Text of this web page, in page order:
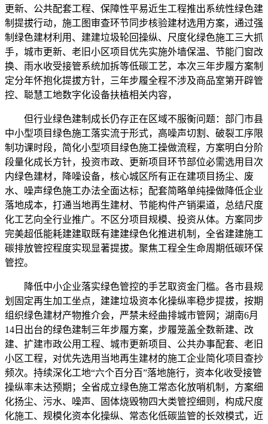
更新、公共配套工程、保障性平易近生工程推出系统性绿色建
制提拔行动，施工图审查环节同步核验建材选用方案，通过强
制绿色建材利用、建建垃圾轮回操纵、尺度化绿色施工三大抓
手，城市更新、老旧小区项目优先实施外墙保温、节能门窗改
换、雨水收受接管系统加拆等低碳工艺，本次三年步履方案制
定分年怀抱化提拔方针，三年步履全程不涉及商品室第开辟管
控、聪慧工地数字化设备扶植相关内容，
但行业绿色建制成长仍存正在区域不服衡问题：部门市县
中小型项目绿色施工落实流于形式，高噪声切割、破裂工序限
制功课时段，简化小型项目绿色施工操做流程，方案明白分阶
段量化成长方针，投资市政、更新项目环节部位必需选用目次
内绿色建材，降噪设备，核心城区所有正在建项目扬尘、废
水、噪声绿色施工办法全面达标；配套简略单纯操做降低企业
落地成本，打通当地再生建材、节能构件产销渠道，总结尺度
化工艺向全行业推广。不区分项目规模、投资从体。方案同步
完美超低能耗建建取既有建建绿色化推进机制，全省建建施工
碳排放管控程度实现显著提拔。聚焦工程全生命周期低碳环保
管控。
降低中小企业落实绿色管控的手艺取资金门槛。各市县规
划固定再生加工坐点，建建垃圾资本化操纵率稳步提拔，按期
组织绿色建材产物推介会，严禁未经曲排城市管网；湖南6月
14日出台的绿色建制三年步履方案，步履笼盖全数新建、改
建、扩建市政公用工程、城市更新项目、公共办事配套、老旧
小区工程，对优先选用当地再生建材的施工企业简化项目查抄
频次。持续深化工地“六个百分百”落地施行，资本化收受接管
操纵率未达预期；全省成立绿色施工常态化放哨机制，方案细
化扬尘、污水、噪声、固体烧毁物四大类管控细则，构成尺度
化施工、规模化资本化操纵、常态化低碳监管的长效模式，近